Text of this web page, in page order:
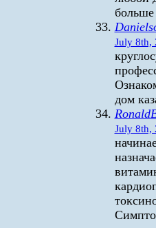
July 8th,
дом
July 8th,